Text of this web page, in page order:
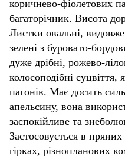
коричнево-фіолетових
багаторічник. Висота
Листки овальні,
зелені з буровато-
дуже дрібні, рожево-
колосоподібні суцвіття,
пагонів. Має досить
апельсину, вона
заспокійливе та
Застосовується в
гірках, різнопланових